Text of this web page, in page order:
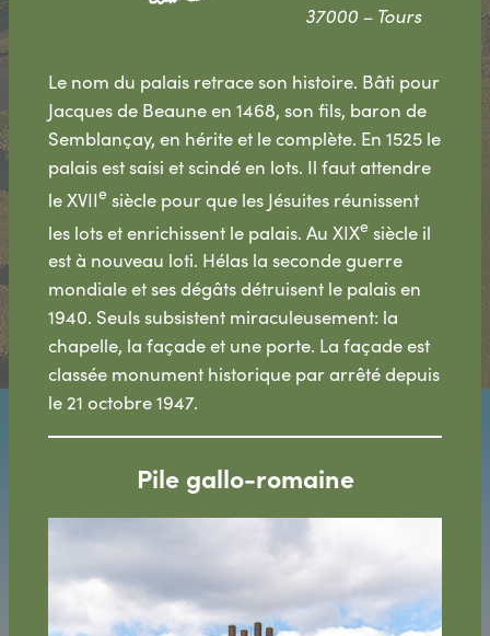
37000 – Tours
Le nom du palais retrace son histoire. Bâti pour
Jacques de Beaune en 1468, son fils, baron de
Semblançay, en hérite et le complète. En 1525 le
palais est saisi et scindé en lots. Il faut attendre
le XVIIesiècle pour que les Jésuites réunissent
les lots et enrichissent le palais. Au XIXesiècle il
est à nouveau loti. Hélas la seconde guerre
mondiale et ses dégâts détruisent le palais en
1940. Seuls subsistent miraculeusement: la
chapelle, la façade et une porte. La façade est
classée monument historique par arrêté depuis
le 21 octobre 1947.
Pile gallo-romaine